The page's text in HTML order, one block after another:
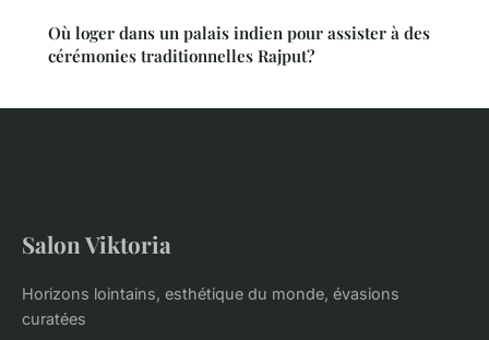
Où loger dans un palais indien pour assister à des
cérémonies traditionnelles Rajput?
Salon Viktoria
Horizons lointains, esthétique du monde, évasions
curatées